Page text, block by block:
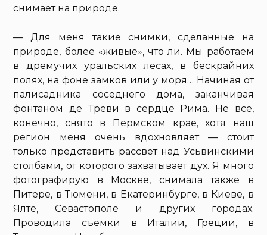
снимает на природе.
— Для меня такие снимки, сделанные на
природе, более «живые», что ли. Мы работаем
в дремучих уральских лесах, в бескрайних
полях, на фоне замков или у моря… Начиная от
палисадника соседнего дома, заканчивая
фонтаном де Треви в сердце Рима. Не все,
конечно, снято в Пермском крае, хотя наш
регион меня очень вдохновляет — стоит
только представить рассвет над Усьвинскими
столбами, от которого захватывает дух. Я много
фотографирую в Москве, снимала также в
Питере, в Тюмени, в Екатеринбурге, в Киеве, в
Ялте, Севастополе и других городах.
Проводила съемки в Италии, Греции, в